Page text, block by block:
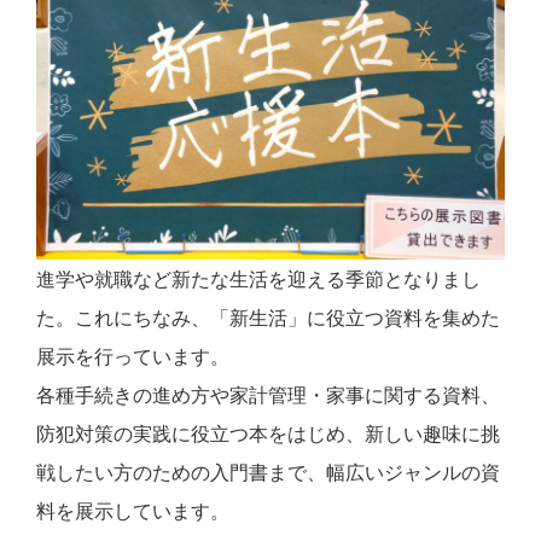
進学や就職など新たな生活を迎える季節となりまし
た。これにちなみ、「新生活」に役立つ資料を集めた
展示を行っています。
各種手続きの進め方や家計管理・家事に関する資料、
防犯対策の実践に役立つ本をはじめ、新しい趣味に挑
戦したい方のための入門書まで、幅広いジャンルの資
料を展示しています。